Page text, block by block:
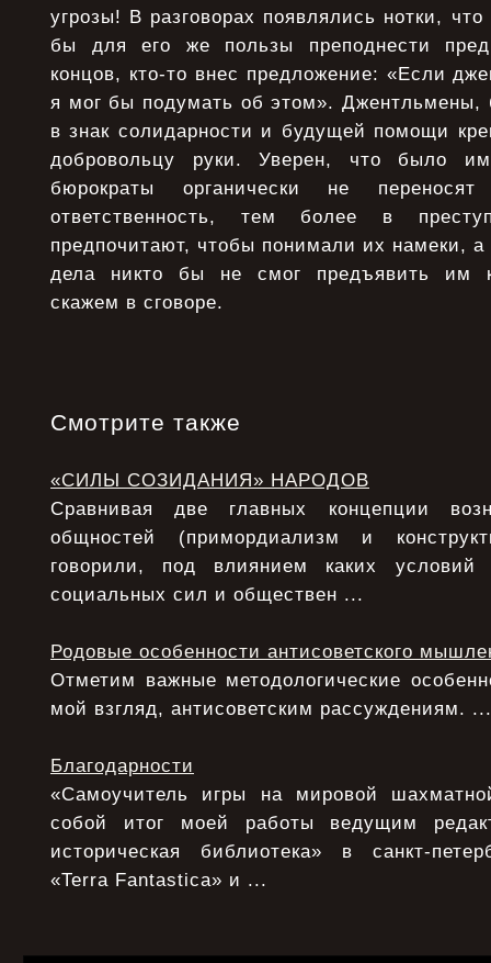
угрозы! В разговорах появлялись нотки,
бы для его же пользы преподнести
концов, кто-то внес предложение: «Если
я мог бы подумать об этом». Джентльмены,
в знак солидарности и будущей помощи
добровольцу руки. Уверен, что было
бюрократы органически не
ответственность, тем более в
предпочитают, чтобы понимали их намеки, а
дела никто бы не смог предъявить им
скажем в сговоре.
Смотрите также
«СИЛЫ СОЗИДАНИЯ» НАРОДОВ
Сравнивая две главных концепции
общностей (примордиализм и
говорили, под влиянием каких
социальных сил и обществен ...
Родовые особенности антисоветского
Отметим важные методологические
мой взгляд, антисоветским рассуждениям. ...
Благодарности
«Самоучитель игры на мировой
собой итог моей работы ведущим
историческая библиотека» в санкт-
«Terra Fantastica» и ...